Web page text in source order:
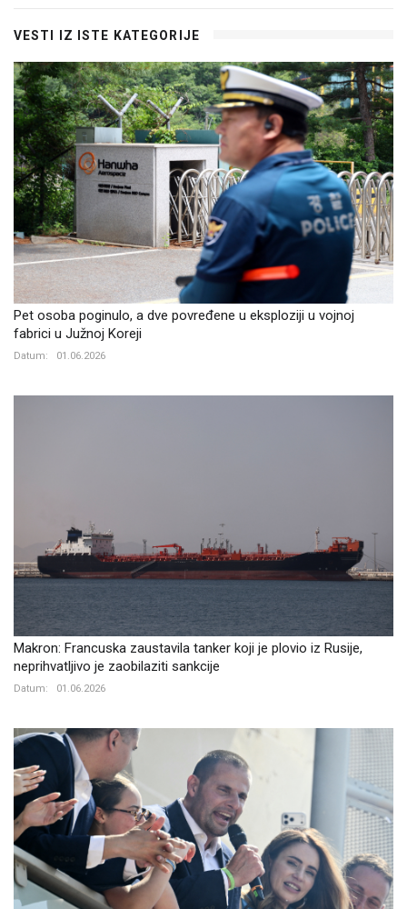
VESTI IZ ISTE KATEGORIJE
Pet osoba poginulo, a dve povređene u eksploziji u vojnoj
fabrici u Južnoj Koreji
Datum: 01.06.2026
Makron: Francuska zaustavila tanker koji je plovio iz Rusije,
neprihvatljivo je zaobilaziti sankcije
Datum: 01.06.2026